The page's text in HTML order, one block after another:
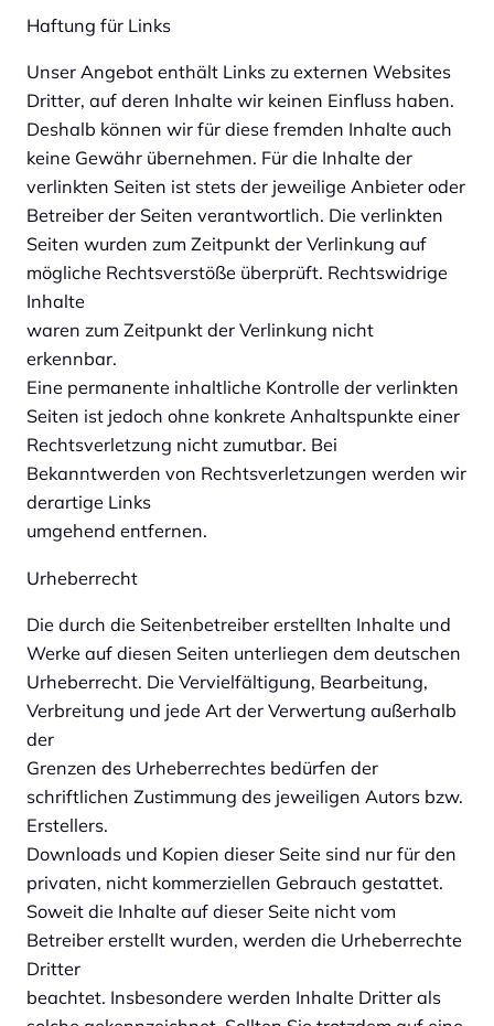
Haftung für Links
Unser Angebot enthält Links zu externen Websites
Dritter, auf deren Inhalte wir keinen Einfluss haben.
Deshalb können wir für diese fremden Inhalte auch
keine Gewähr übernehmen. Für die Inhalte der
verlinkten Seiten ist stets der jeweilige Anbieter oder
Betreiber der Seiten verantwortlich. Die verlinkten
Seiten wurden zum Zeitpunkt der Verlinkung auf
mögliche Rechtsverstöße überprüft. Rechtswidrige
Inhalte
waren zum Zeitpunkt der Verlinkung nicht
erkennbar.
Eine permanente inhaltliche Kontrolle der verlinkten
Seiten ist jedoch ohne konkrete Anhaltspunkte einer
Rechtsverletzung nicht zumutbar. Bei
Bekanntwerden von Rechtsverletzungen werden wir
derartige Links
umgehend entfernen.
Urheberrecht
Die durch die Seitenbetreiber erstellten Inhalte und
Werke auf diesen Seiten unterliegen dem deutschen
Urheberrecht. Die Vervielfältigung, Bearbeitung,
Verbreitung und jede Art der Verwertung außerhalb
der
Grenzen des Urheberrechtes bedürfen der
schriftlichen Zustimmung des jeweiligen Autors bzw.
Erstellers.
Downloads und Kopien dieser Seite sind nur für den
privaten, nicht kommerziellen Gebrauch gestattet.
Soweit die Inhalte auf dieser Seite nicht vom
Betreiber erstellt wurden, werden die Urheberrechte
Dritter
beachtet. Insbesondere werden Inhalte Dritter als